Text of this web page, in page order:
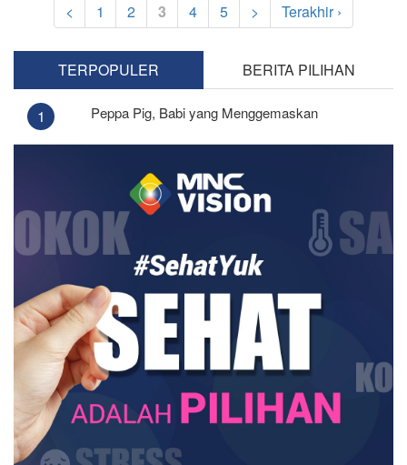
< 1 2 3 4 5 > Terakhir ›
TERPOPULER BERITA PILIHAN
1 Peppa Pig, Babi yang Menggemaskan